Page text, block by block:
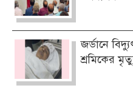
জর্ডানে
শ্রমিকের